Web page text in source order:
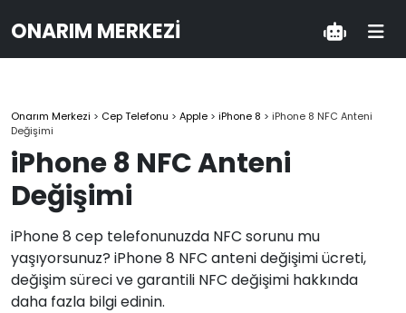
ONARIM MERKEZI
Onarım Merkezi > Cep Telefonu > Apple > iPhone 8 > iPhone 8 NFC Anteni
Değişimi
iPhone 8 NFC Anteni
Değişimi
iPhone 8 cep telefonunuzda NFC sorunu mu
yaşıyorsunuz? iPhone 8 NFC anteni değişimi ücreti,
değişim süreci ve garantili NFC değişimi hakkında
daha fazla bilgi edinin.